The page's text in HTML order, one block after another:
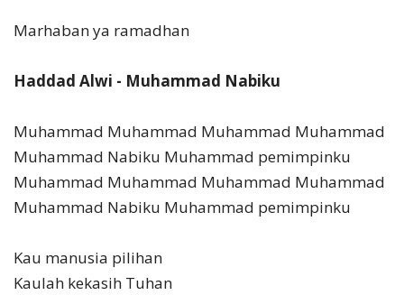
Marhaban ya ramadhan
Haddad Alwi - Muhammad Nabiku
Muhammad Muhammad Muhammad Muhammad
Muhammad Nabiku Muhammad pemimpinku
Muhammad Muhammad Muhammad Muhammad
Muhammad Nabiku Muhammad pemimpinku
Kau manusia pilihan
Kaulah kekasih Tuhan